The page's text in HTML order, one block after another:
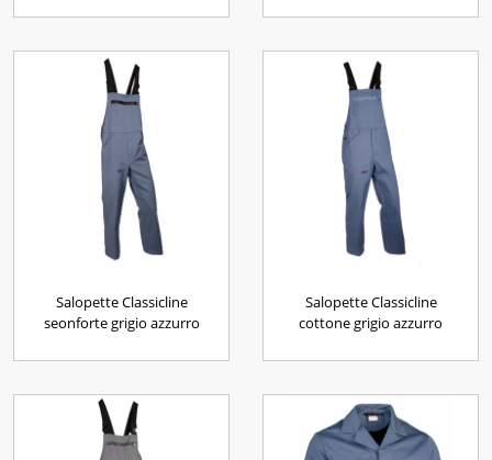
Salopette Classicline
seonforte grigio azzurro
Salopette Classicline
cottone grigio azzurro